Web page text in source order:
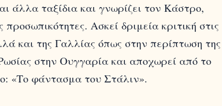
άλλα ταξίδια και γνωρίζει τον Κάστρο,
Ασκεί δριμεία κριτική στις
και της Γαλλίας όπως στην περίπτωση της
στην Ουγγαρία και αποχωρεί από το
«Το φάντασμα του Στάλιν».